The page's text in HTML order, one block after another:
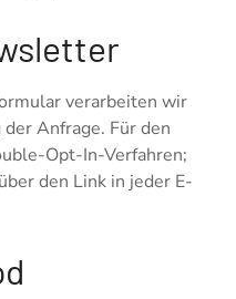
verarbeiten wir
Anfrage. Für den
Opt-In-Verfahren;
den Link in jeder E-